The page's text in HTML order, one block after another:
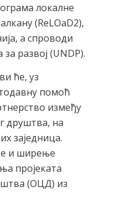
локалне
(ReLOaD2),
а спроводи
развој (UNDP).
ће, уз
помоћ
између
друштва, на
заједница.
и ширење
пројеката
(ОЦД) из